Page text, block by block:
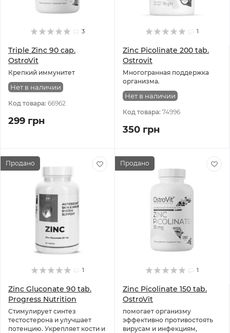
3
Triple Zinc 90 cap.
OstroVit
Крепкий иммунитет
Нет в наличии
Код товара: 66962
299 грн
1
Zinc Picolinate 200 tab.
Ostrovit
Многогранная поддержка
организма.
Нет в наличии
Код товара: 74996
350 грн
Продано
1
Zinc Gluconate 90 tab.
Progress Nutrition
Стимулирует синтез
тестостерона и улучшает
потенцию. Укрепляет кости и
Продано
1
Zinc Picolinate 150 tab.
OstroVit
помогает организму
эффективно противостоять
вирусам и инфекциям,